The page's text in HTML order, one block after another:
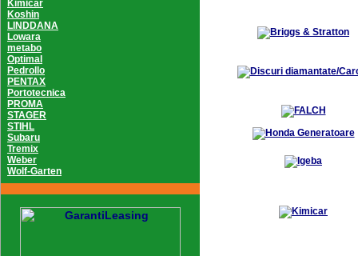
Kimicar
Koshin
LINDDANA
Lowara
metabo
Optimal
Pedrollo
PENTAX
Portotecnica
PROMA
STAGER
STIHL
Subaru
Tremix
Weber
Wolf-Garten